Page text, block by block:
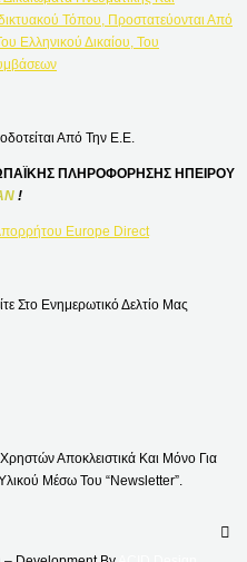
Τόπου, Προστατεύονται Από
Ελληνικού Δικαίου, Του
Από Την Ε.Ε.
ΠΛΗΡΟΦΟΡΗΣΗΣ ΗΠΕΙΡΟΥ
!
Europe Direct
Στο Ενημερωτικό Δελτίο Μας
Αποκλειστικά Και Μόνο Για
Μέσω Του “Newsletter”.